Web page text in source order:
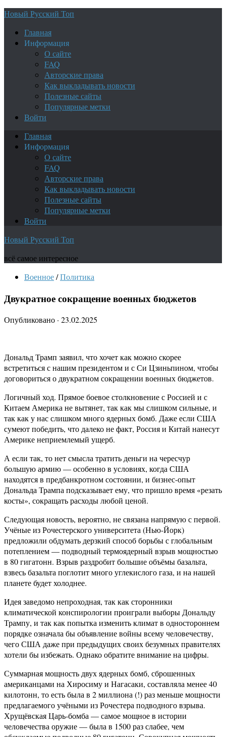
Новый Русский Топ
Главная
Информация
О сайте
FAQ
Авторские права
Как выкладывать новости
Полезные сайты
Популярные метки
Войти
Главная
Информация
О сайте
FAQ
Авторские права
Как выкладывать новости
Полезные сайты
Популярные метки
Войти
Новый Русский Топ
всё самое интересное
Военное/Политика
Двукратное сокращение военных бюджетов
Опубликовано · 23.02.2025
Дональд Трамп заявил, что хочет как можно скорее
встретиться с нашим президентом и с Си Цзиньпином, чтобы
договориться о двукратном сокращении военных бюджетов.
Логичный ход. Прямое боевое столкновение с Россией и с
Китаем Америка не вытянет, так как мы слишком сильные, и
так как у нас слишком много ядерных бомб. Даже если США
сумеют победить, что далеко не факт, Россия и Китай нанесут
Америке неприемлемый ущерб.
А если так, то нет смысла тратить деньги на чересчур
большую армию — особенно в условиях, когда США
находятся в предбанкротном состоянии, и бизнес-опыт
Дональда Трампа подсказывает ему, что пришло время «резать
косты», сокращать расходы любой ценой.
Следующая новость, вероятно, не связана напрямую с первой.
Учёные из Рочестерского университета (Нью-Йорк)
предложили обдумать дерзкий способ борьбы с глобальным
потеплением — подводный термоядерный взрыв мощностью
в 80 гигатонн. Взрыв раздробит большие объёмы базальта,
взвесь базальта поглотит много углекислого газа, и на нашей
планете будет холоднее.
Идея заведомо непроходная, так как сторонники
климатической конспирологии проиграли выборы Дональду
Трампу, и так как попытка изменить климат в одностороннем
порядке означала бы объявление войны всему человечеству,
чего США даже при предыдущих своих безумных правителях
хотели бы избежать. Однако обратите внимание на цифры.
Суммарная мощность двух ядерных бомб, сброшенных
американцами на Хиросиму и Нагасаки, составляла менее 40
килотонн, то есть была в 2 миллиона (!) раз меньше мощности
предлагаемого учёными из Рочестера подводного взрыва.
Хрущёвская Царь-бомба — самое мощное в истории
человечества оружие — была в 1500 раз слабее, чем